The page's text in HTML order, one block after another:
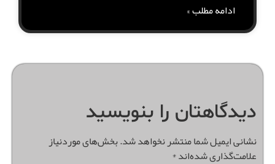
ادامه مطلب »
دیدگاهتان را بنویسید
نشانی ایمیل شما منتشر نخواهد شد.بخش‌های موردنیاز
علامت‌گذاری شده‌اند*